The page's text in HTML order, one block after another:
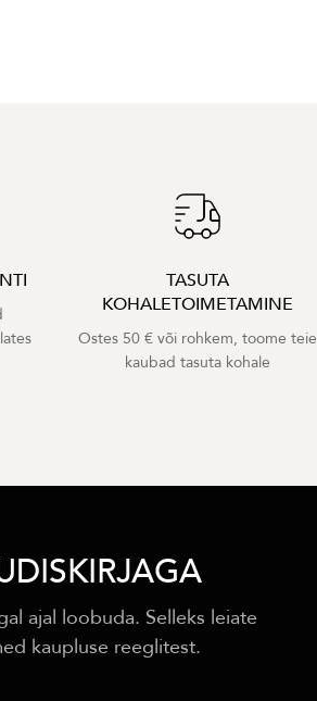
TASUTA
KOHALETOIMETAMINE
Ostes 50 € või rohkem, toome teie
kaubad tasuta kohale
ajal loobuda. Selleks leiate
kaupluse reeglitest.